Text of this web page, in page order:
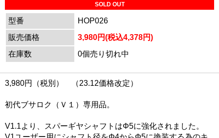
SOLD OUT
型番
HOP026
販売価格
3,980円(税込4,378円)
在庫数
0個売り切れ中
3,980円（税別） （23.12価格改定）
初代ブサロク（Ｖ１）専用品。
V1.1より、スパーギヤシャフトはΦ5に強化されました。